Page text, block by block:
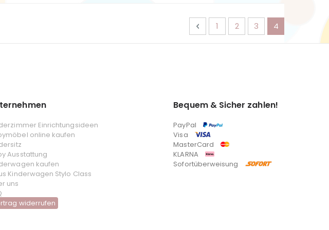
SeiteSeite
ZurückSeite
1 Seite
2 Seite
3 Sie lesen
4
Einrichtungsideen
online kaufen
Ausstattung
kaufen
Kinderwagen Stylo Class
uns
widerrufen
Bequem & Sicher zahlen!
PayPal
Visa
MasterCard
KLARNA
Sofortüberweisung